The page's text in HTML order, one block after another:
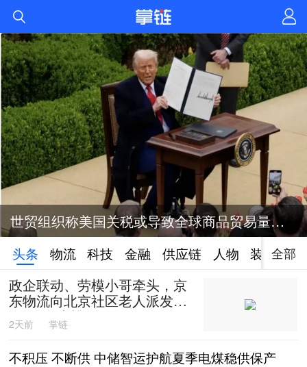
世贸组织称美国关税或导致全球商品贸易量萎缩1%
全部
头条 物流 科技 金融 供应链 人物 装备
政企联动、劳模小哥牵头，京
东物流向北京社区老人派发50
0箱平谷大桃
2天前 掌链
不积压 不断供 中储智运护航夏季电煤稳供保产